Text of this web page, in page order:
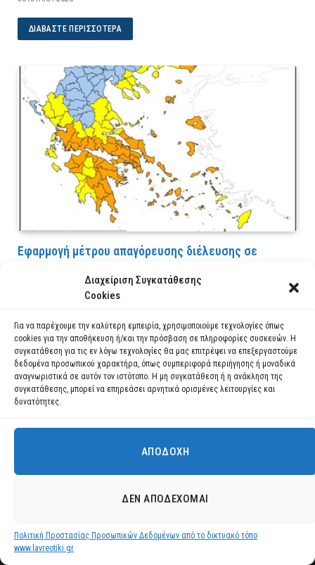
Διαχείριση Συγκατάθεσης
Cookies
Για να παρέχουμε την καλύτερη εμπειρία, χρησιμοποιούμε τεχνολογίες όπως
cookies για την αποθήκευση ή/και την πρόσβαση σε πληροφορίες συσκευών. Η
συγκατάθεση για τις εν λόγω τεχνολογίες θα μας επιτρέψει να επεξεργαστούμε
δεδομένα προσωπικού χαρακτήρα, όπως συμπεριφορά περιήγησης ή μοναδικά
αναγνωριστικά σε αυτόν τον ιστότοπο. Η μη συγκατάθεση ή η ανάκληση της
συγκατάθεσης, μπορεί να επηρεάσει αρνητικά ορισμένες λειτουργίες και
δυνατότητες.
ΑΠΟΔΟΧΉ
ΔΕΝ ΑΠΟΔΈΧΟΜΑΙ
Πολιτική Προστασίας Προσωπικών Δεδομένων από το δικτυακό τόπο
www.lavreotiki.gr
ΔΙΑΒΆΣΤΕ ΠΕΡΙΣΣΌΤΕΡΑ
Εφαρμογή μέτρου απαγόρευσης διέλευσης σε
ΔΙΑΒΆΣΤΕ ΠΕΡΙΣΣΌΤΕΡΑ
Χρησιμοποιούμε cookies για να σας προσφέρουμε τη βέλτιστη εμπειρία
πλοήγησης στον ιστότοπό μας.
ρυθμίσεις
Αποδοχή